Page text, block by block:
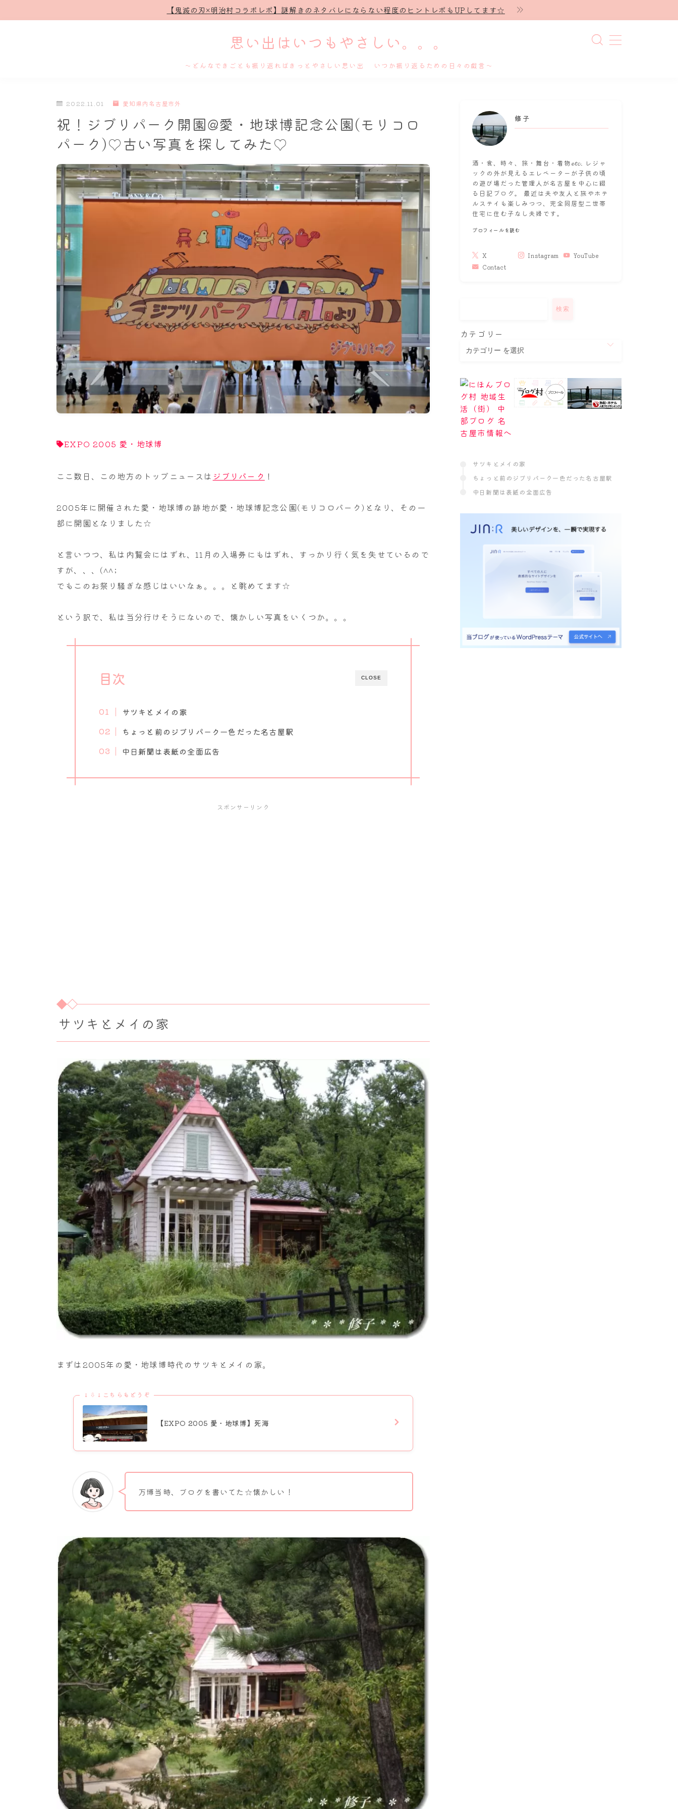
【鬼滅の刃×明治村コラボレポ】謎解きのネタバレにならない程度のヒントレポもUPしてます☆
思い出はいつもやさしい。。。
～どんなできごとも振り返ればきっとやさしい思い出 いつか振り返るための日々の戯言～
プロフィール
ホテル滞在記
名古屋
ナナちゃん人形
2022.11.01 愛知県内名古屋市外
祝！ジブリパーク開園@愛・地球博記念公園(モリコロ
パーク)♡古い写真を探してみた♡
EXPO 2005 愛・地球博
ここ数日、この地方のトップニュースは ジブリパーク ！
2005年に開催された愛・地球博の跡地が愛・地球博記念公園(モリコロパーク)となり、その一
部に開園となりました☆
と言いつつ、私は内覧会にはずれ、11月の入場券にもはずれ、すっかり行く気を失せているので
すが、、、(^^;
でもこのお祭り騒ぎな感じはいいなぁ。。。と眺めてます☆
という訳で、私は当分行けそうにないので、懐かしい写真をいくつか。。。
CLOSE
目次
サツキとメイの家
ちょっと前のジブリパーク一色だった名古屋駅
中日新聞は表紙の全面広告
スポンサーリンク
サツキとメイの家
まずは2005年の愛・地球博時代のサツキとメイの家。
↓⇩↓こちらもどうぞ
【EXPO 2005 愛・地球博】死海
万博当時、ブログを書いてた☆懐かしい！
修子
酒・食、時々、旅・舞台・着物𝓮𝓽𝓬. レジャ
ックの外が見えるエレベーターが子供の頃
の遊び場だった管理人が名古屋を中心に綴
る日記ブログ。 最近は夫や友人と旅やホテ
ルステイも楽しみつつ、完全同居型二世帯
住宅に住む子なし夫婦です。
プロフィールを読む
X Instagram
YouTube
Contact
検索
カテゴリー
サツキとメイの家
ちょっと前のジブリパーク一色だった名古屋駅
中日新聞は表紙の全面広告